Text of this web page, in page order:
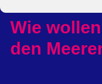
Wie
den